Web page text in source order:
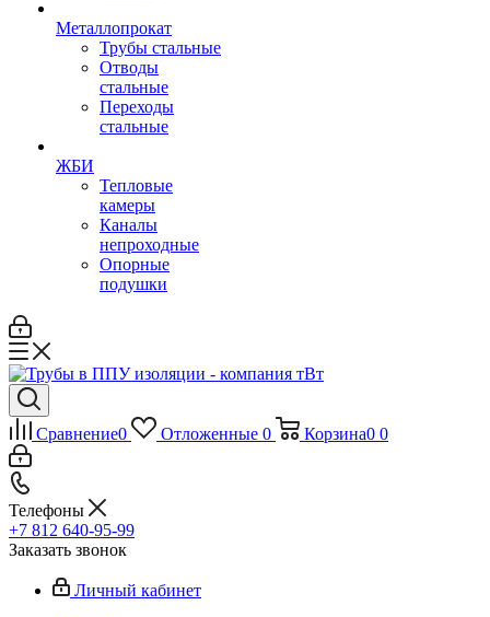
Металлопрокат
Трубы стальные
Отводы
стальные
Переходы
стальные
ЖБИ
Тепловые
камеры
Каналы
непроходные
Опорные
подушки
Сравнение0 Отложенные 0 Корзина0 0
Телефоны
+7 812 640-95-99
Заказать звонок
Личный кабинет